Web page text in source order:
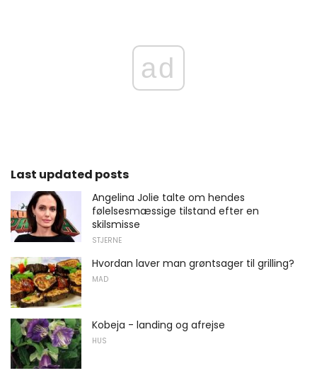
ad
Last updated posts
Angelina Jolie talte om hendes
følelsesmæssige tilstand efter en
skilsmisse
STJERNE
Hvordan laver man grøntsager til grilling?
MAD
Kobeja - landing og afrejse
HUS